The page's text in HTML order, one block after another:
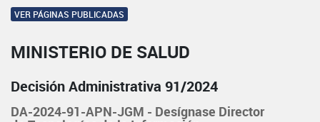
VER PÁGINAS PUBLICADAS
MINISTERIO DE SALUD
Decisión Administrativa 91/2024
DA-2024-91-APN-JGM - Desígnase Director